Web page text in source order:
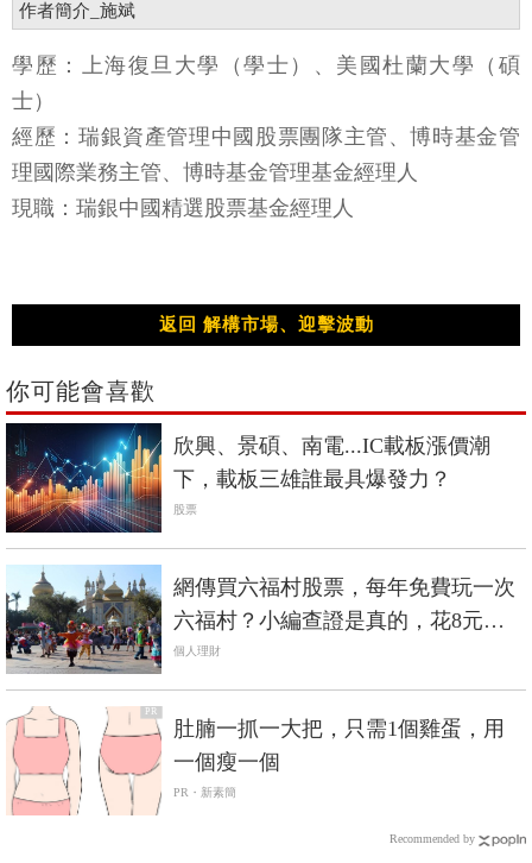
作者簡介_施斌
學歷：上海復旦大學（學士）、美國杜蘭大學（碩
士）
經歷：瑞銀資產管理中國股票團隊主管、博時基金管
理國際業務主管、博時基金管理基金經理人
現職：瑞銀中國精選股票基金經理人
返回 解構市場、迎擊波動
你可能會喜歡
欣興、景碩、南電...IC載板漲價潮
下，載板三雄誰最具爆發力？
股票
網傳買六福村股票，每年免費玩一次
六福村？小編查證是真的，花8元買1
股也行
個人理財
PR
肚腩一抓一大把，只需1個雞蛋，用
一個瘦一個
PR・新素簡
Recommended by